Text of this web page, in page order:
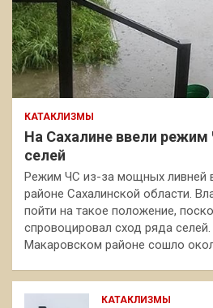
КАТАКЛИЗМЫ
На Сахалине ввели режим
селей
Режим ЧС из-за мощных ливней
районе Сахалинской области.
пойти на такое положение,
спровоцировал сход ряда
Макаровском районе сошло
КАТАКЛИЗМЫ